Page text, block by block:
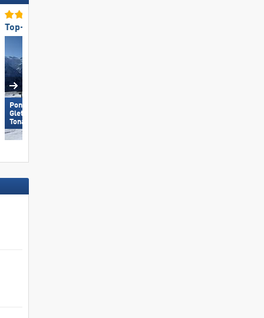
Top-Pistenangebot
Ponte di Legno/​Tonale/​Presena
Gletscher/​Temù (Pontedilegno-
Tonale)